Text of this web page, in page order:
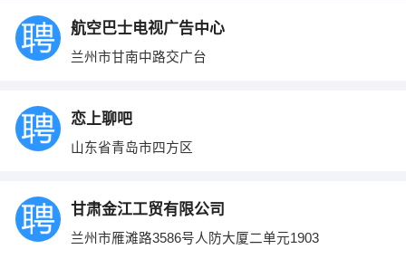
航空巴士电视广告中心
兰州市甘南中路交广台
恋上聊吧
山东省青岛市四方区
甘肃金江工贸有限公司
兰州市雁滩路3586号人防大厦二单元1903